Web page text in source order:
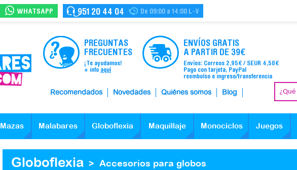
WHATSAPP 951 20 44 04 De 09:00 a 14:00 L-V
PREGUNTAS
FRECUENTES
¡Te ayudamos!
+ info aquí
ENVÍOS GRATIS
A PARTIR DE 39€
Envíos: Correos 2,95€ / SEUR 4,50€
Pago con tarjeta, PayPal
reembolso e ingreso/transferencia
Recomendados Novedades Quiénes somos Blog
Mazas Malabares Globoflexia Maquillaje Monociclos Juegos
Globoflexia > Accesorios para globos